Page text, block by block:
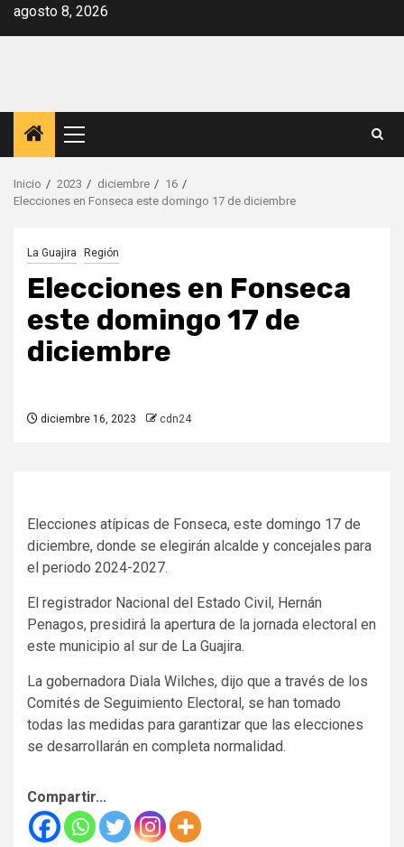
Saltar
agosto 8, 2026
Menú
principal
Inicio 2023 diciembre
16
Elecciones en Fonseca este domingo 17 de diciembre
La Guajira Región
Elecciones en Fonseca
este domingo 17 de
diciembre
diciembre 16, 2023 cdn24
Elecciones atípicas de Fonseca, este domingo 17 de
diciembre, donde se elegirán alcalde y concejales para
el periodo 2024-2027.
El registrador Nacional del Estado Civil, Hernán
Penagos, presidirá la apertura de la jornada electoral en
este municipio al sur de La Guajira.
La gobernadora Diala Wilches, dijo que a través de los
Comités de Seguimiento Electoral, se han tomado
todas las medidas para garantizar que las elecciones
se desarrollarán en completa normalidad.
Compartir...